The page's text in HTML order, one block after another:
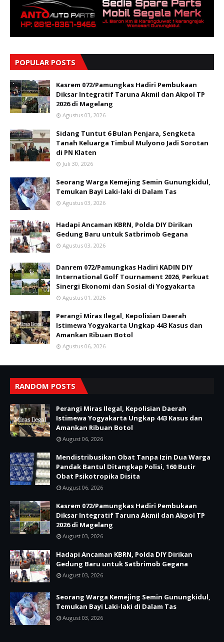
POPULAR POSTS
Kasrem 072/Pamungkas Hadiri Pembukaan
Diksar Integratif Taruna Akmil dan Akpol TP
2026 di Magelang
Agustus 03, 2026
Sidang Tuntut 6 Bulan Penjara, Sengketa
Tanah Keluarga Timbul Mulyono Jadi Sorotan
di PN Klaten
Juli 30, 2026
Seorang Warga Kemejing Semin Gunungkidul,
Temukan Bayi Laki-laki di Dalam Tas
Agustus 03, 2026
Hadapi Ancaman KBRN, Polda DIY Dirikan
Gedung Baru untuk Satbrimob Gegana
Agustus 03, 2026
Danrem 072/Pamungkas Hadiri KADIN DIY
International Golf Tournament 2026, Perkuat
Sinergi Ekonomi dan Sosial di Yogyakarta
Agustus 01, 2026
Perangi Miras Ilegal, Kepolisian Daerah
Istimewa Yogyakarta Ungkap 443 Kasus dan
Amankan Ribuan Botol
Agustus 06, 2026
RANDOM POSTS
Perangi Miras Ilegal, Kepolisian Daerah
Istimewa Yogyakarta Ungkap 443 Kasus dan
Amankan Ribuan Botol
August 06, 2026
Mendistribusikan Obat Tanpa Izin Dua Warga
Pandak Bantul Ditangkap Polisi, 160 Butir
Obat Psikotropika Disita
August 06, 2026
Kasrem 072/Pamungkas Hadiri Pembukaan
Diksar Integratif Taruna Akmil dan Akpol TP
2026 di Magelang
August 03, 2026
Hadapi Ancaman KBRN, Polda DIY Dirikan
Gedung Baru untuk Satbrimob Gegana
August 03, 2026
Seorang Warga Kemejing Semin Gunungkidul,
Temukan Bayi Laki-laki di Dalam Tas
August 03, 2026